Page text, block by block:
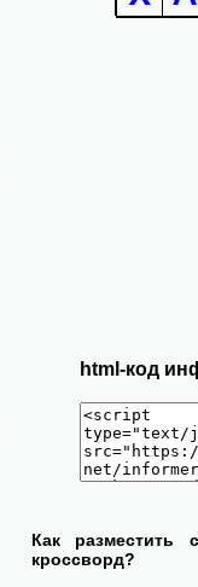
html-код
Как разместить
кроссворд?